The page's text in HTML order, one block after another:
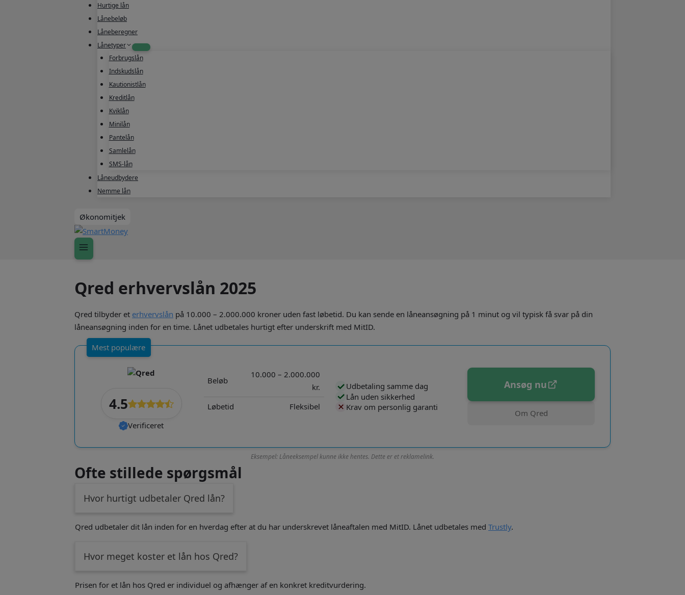
Hurtige lån
Lånebeløb
Låneberegner
Lånetyper
Forbrugslån
Indskudslån
Kautionistlån
Kreditlån
Kviklån
Minilån
Pantelån
Samlelån
SMS-lån
Låneudbydere
Nemme lån
Økonomitjek
Qred erhvervslån 2025
Qred tilbyder et erhvervslån på 10.000 – 2.000.000 kroner uden fast løbetid. Du kan sende en låneansøgning på 1 minut og vil typisk få svar på din
låneansøgning inden for en time. Lånet udbetales hurtigt efter underskrift med MitID.
4.5
Verificeret
Beløb
10.000 – 2.000.000
kr.
Løbetid
Fleksibel
Udbetaling samme dag
Lån uden sikkerhed
Krav om personlig garanti
Ansøg nu
Om Qred
Eksempel: Låneeksempel kunne ikke hentes. Dette er et reklamelink.
Ofte stillede spørgsmål
Hvor hurtigt udbetaler Qred lån?
Qred udbetaler dit lån inden for en hverdag efter at du har underskrevet låneaftalen med MitID. Lånet udbetales med Trustly.
Hvor meget koster et lån hos Qred?
Prisen for et lån hos Qred er individuel og afhænger af en konkret kreditvurdering.